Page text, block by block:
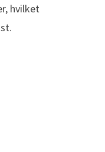
hvilket